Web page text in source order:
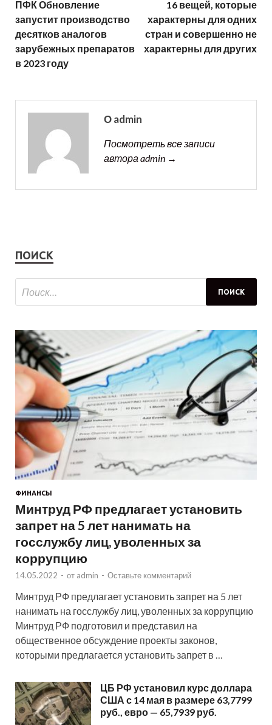
ПФК Обновление
запустит производство
десятков аналогов
зарубежных препаратов
в 2023 году
16 вещей, которые
характерны для одних
стран и совершенно не
характерны для других
О admin
Посмотреть все записи
автора admin →
ПОИСК
ФИНАНСЫ
Минтруд РФ предлагает установить
запрет на 5 лет нанимать на
госслужбу лиц, уволенных за
коррупцию
14.05.2022 - от admin - Оставьте комментарий
Минтруд РФ предлагает установить запрет на 5 лет
нанимать на госслужбу лиц, уволенных за коррупцию
Минтруд РФ подготовил и представил на
общественное обсуждение проекты законов,
которыми предлагается установить запрет в …
ЦБ РФ установил курс доллара
США с 14 мая в размере 63,7799
руб., евро — 65,7939 руб.